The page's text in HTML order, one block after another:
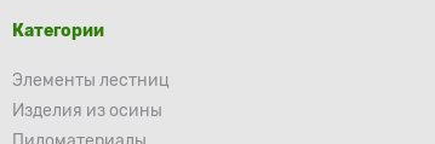
Категории
Элементы лестниц
Изделия из осины